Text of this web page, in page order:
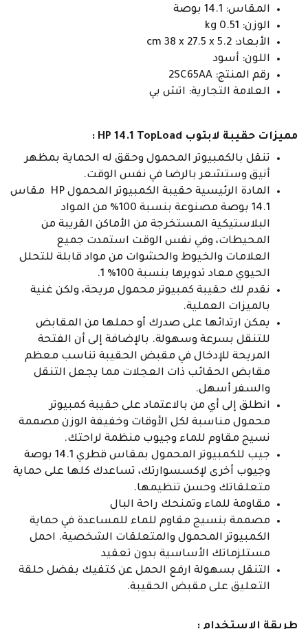
المقاس: 14.1 بوصة
الوزن: 0.51 kg
الأبعاد: cm 38 x 27.5 x 5.2
اللون: أسود
رقم المنتج: 2SC65AA
العلامة التجارية: اتش بي
مميزات حقيبة لابتوب HP 14.1 TopLoad :
تنقل بالكمبيوتر المحمول وحقق له الحماية بمظهر
أنيق وستشعر بالرضا في نفس الوقت.
المادة الرئيسية حقيبة الكمبيوتر المحمول HP مقاس
14.1 بوصة مصنوعة بنسبة 100% من المواد
البلاستيكية المستخرجة من الأماكن القريبة من
المحيطات، وفي نفس الوقت استمدت جميع
العلامات والخيوط والحشوات من مواد قابلة للتحلل
الحيوي معاد تدويرها بنسبة 100% 1.
نقدم لك حقيبة كمبيوتر محمول مريحة، ولكن غنية
بالميزات العملية.
يمكن ارتدائها على صدرك أو حملها من المقابض
للتنقل بسرعة وسهولة. بالإضافة إلى أن الفتحة
المريحة للإدخال في مقبض الحقيبة تناسب معظم
مقابض الحقائب ذات العجلات مما يجعل التنقل
والسفر أسهل.
انطلق إلى أي من بالاعتماد على حقيبة كمبيوتر
محمول مناسبة لكل الأوقات وخفيفة الوزن مصممة
نسيج مقاوم للماء وجيوب منظمة لراحتك.
جيب للكمبيوتر المحمول بمقاس قطري 14.1 بوصة
وجيوب أخرى لإكسسوارتك، تساعدك كلها على حماية
متعلقاتك وحسن تنظيمها.
مقاومة للماء وتمنحك راحة البال
مصممة بنسيج مقاوم للماء للمساعدة في حماية
الكمبيوتر المحمول والمتعلقات الشخصية. احمل
مستلزماتك الأساسية بدون تعقيد
التنقل بسهولة ارفع الحمل عن كتفيك بفضل حلقة
التعليق على مقبض الحقيبة.
طريقة الإستخدام :